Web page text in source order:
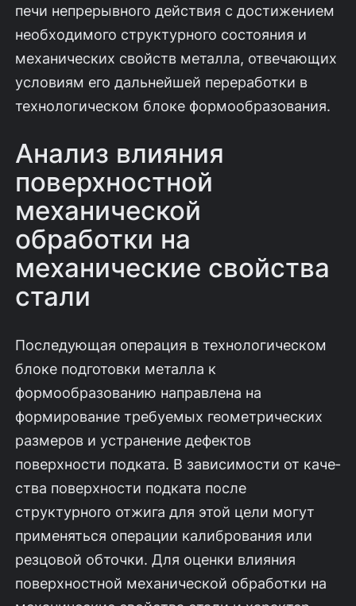
печи непрерывного действия с достижением
необходимого структурного состояния и
механических свойств металла, отвечающих
условиям его дальнейшей переработки в
техно­логическом блоке формообразования.
Анализ влияния
поверхностной
механической
обработки на
механические свойства
стали
Последующая операция в технологическом
блоке подготовки металла к
формообразованию направлена на
формирование требуемых геометрических
размеров и устранение дефектов
поверхности подката. В зависимости от каче­
ства поверхности подката после
структурного отжига для этой цели могут
при­меняться операции калибрования или
резцовой обточки. Для оценки влияния
поверхностной механической обработки на